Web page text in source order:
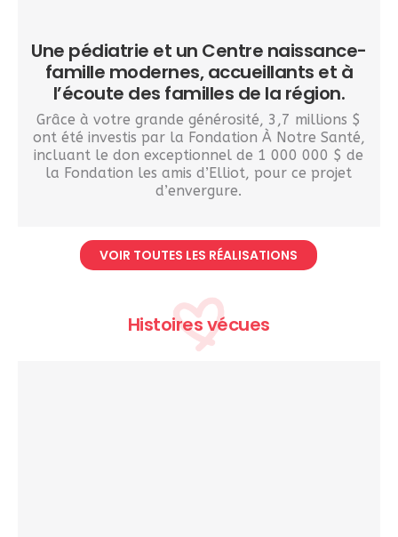
Une pédiatrie et un Centre naissance-
famille modernes, accueillants et à
l’écoute des familles de la région.
Grâce à votre grande générosité, 3,7 millions $
ont été investis par la Fondation À Notre Santé,
incluant le don exceptionnel de 1 000 000 $ de
la Fondation les amis d’Elliot, pour ce projet
d’envergure.
VOIR TOUTES LES RÉALISATIONS
Histoires vécues